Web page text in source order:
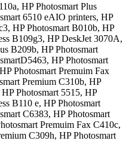
HP Photosmart Plus
6510 eAIO printers, HP
HP Photosmart B010b, HP
B109g3, HP DeskJet 3070A,
B209b, HP Photosmart
HP Photosmart
Photosmart Premuim Fax
Premium C310b, HP
Photosmart 5515, HP
B110 e, HP Photosmart
C6383, HP Photosmart
Premuim Fax C410c,
C309h, HP Photosmart